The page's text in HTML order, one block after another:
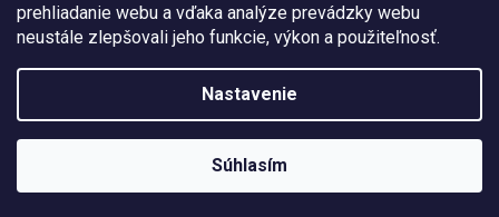
prehliadanie webu a vďaka analýze prevádzky webu
neustále zlepšovali jeho funkcie, výkon a použiteľnosť.
Nastavenie
Súhlasím
BLOG